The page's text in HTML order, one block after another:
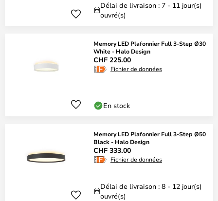
Délai de livraison : 7 - 11 jour(s)
ouvré(s)
Memory LED Plafonnier Full 3-Step Ø30
White - Halo Design
CHF 225.00
Fichier de données
En stock
Memory LED Plafonnier Full 3-Step Ø50
Black - Halo Design
CHF 333.00
Fichier de données
Délai de livraison : 8 - 12 jour(s)
ouvré(s)